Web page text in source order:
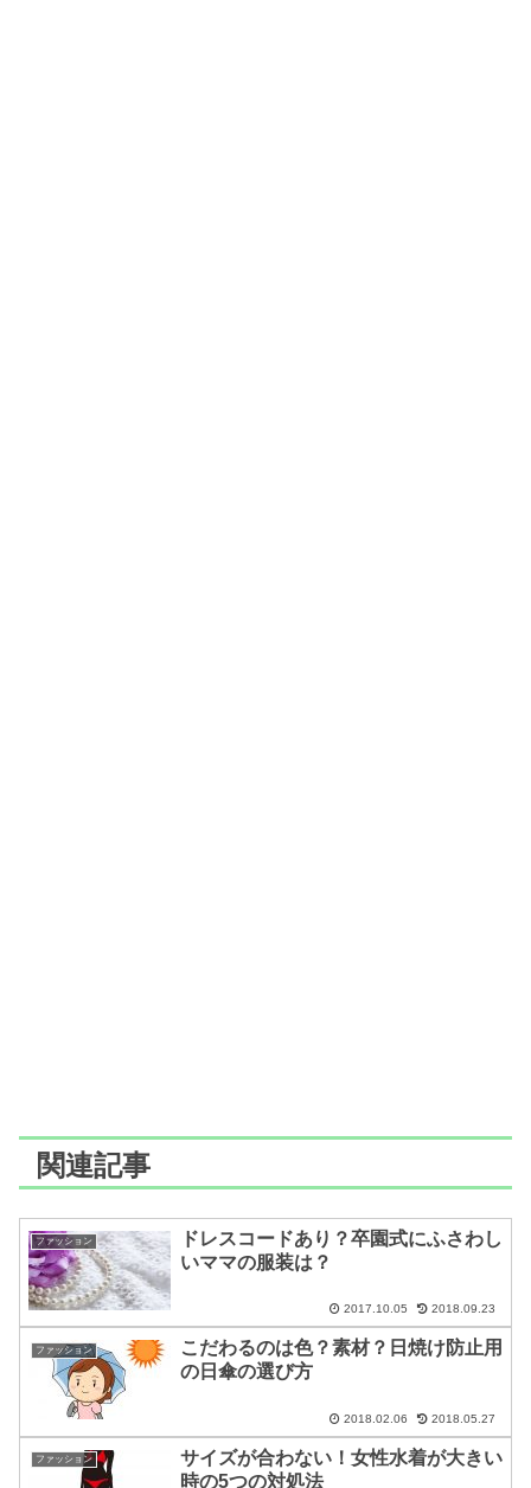
関連記事
ファッション
ドレスコードあり？卒園式にふさわし
いママの服装は？
2017.10.05 2018.09.23
ファッション
こだわるのは色？素材？日焼け防止用
の日傘の選び方
2018.02.06 2018.05.27
ファッション
サイズが合わない！女性水着が大きい
時の5つの対処法